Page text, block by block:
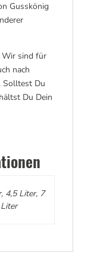
Gusskönig
Wir sind für
nach
Solltest Du
Du Dein
4,5 Liter, 7